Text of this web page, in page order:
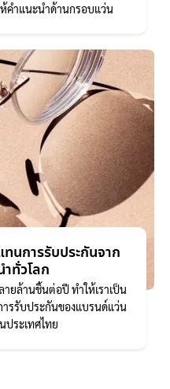
ห้คำแนะนำด้านกรอบแว่น
นการรับประกันจาก
ทั่วโลก
ยล้านชิ้นต่อปี ทำให้เราเป็น
ารรับประกันของแบรนด์แว่น
ระเทศไทย